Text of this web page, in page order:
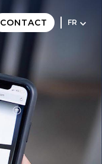
CONTACT FR